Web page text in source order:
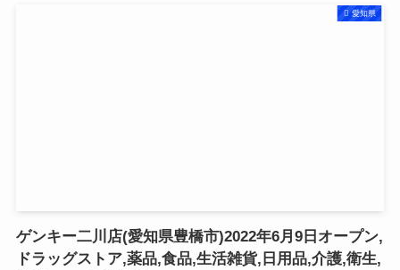
愛知県
ゲンキー二川店(愛知県豊橋市)2022年6月9日オープン,
ドラッグストア,薬品,食品,生活雑貨,日用品,介護,衛生,